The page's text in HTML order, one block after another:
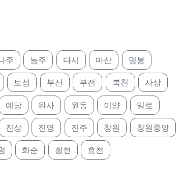
주 능주 다시 마산 명봉
보성 부산 부전 북천 사상
예당 완사 원동 이양 일로
진상 진영 진주 창원 창원중앙
화순 횡천 효천